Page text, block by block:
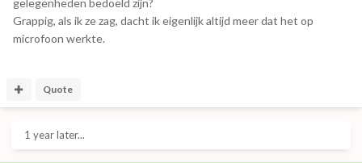
gelegenheden bedoeld zijn?
Grappig, als ik ze zag, dacht ik eigenlijk altijd meer dat het op
microfoon werkte.
Quote
1 year later...